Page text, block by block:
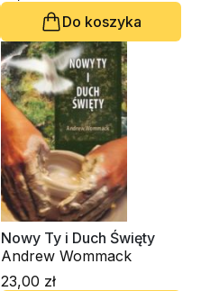
Do koszyka
Nowy Ty i Duch Święty
Andrew Wommack
23,00 zł